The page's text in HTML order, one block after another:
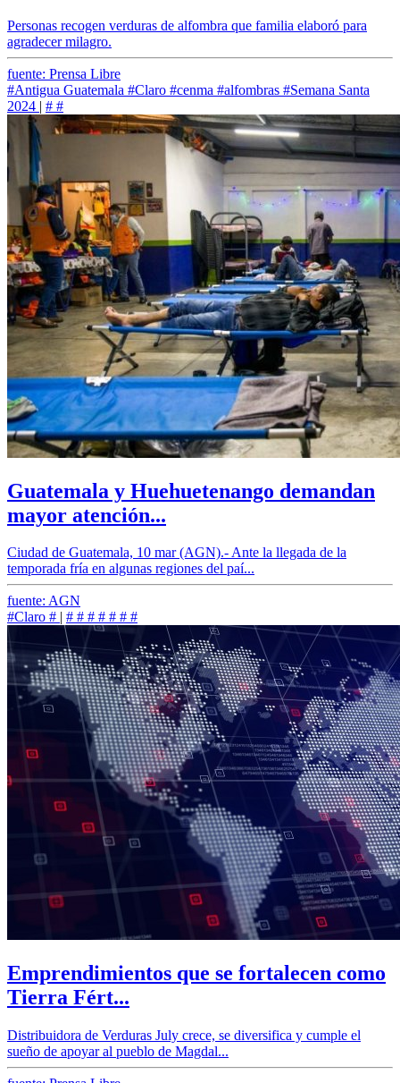
Personas recogen verduras de alfombra que familia elaboró para
agradecer milagro.
fuente: Prensa Libre
#Antigua Guatemala #Claro #cenma #alfombras #Semana Santa
2024 | # #
Guatemala y Huehuetenango demandan
mayor atención...
Ciudad de Guatemala, 10 mar (AGN).- Ante la llegada de la
temporada fría en algunas regiones del paí...
fuente: AGN
#Claro # | # # # # # # #
Emprendimientos que se fortalecen como
Tierra Fért...
Distribuidora de Verduras July crece, se diversifica y cumple el
sueño de apoyar al pueblo de Magdal...